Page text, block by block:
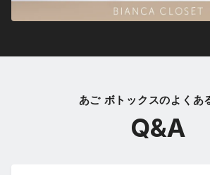
あご ボトックスのよくあ
Q&A